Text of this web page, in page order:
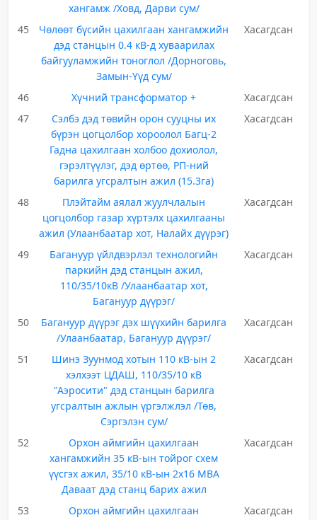
хангамж /Ховд, Дарви сум/
45
Чөлөөт бүсийн цахилгаан хангамжийн
дэд станцын 0.4 кВ-д хуваарилах
байгууламжийн тоноглол /Дорноговь,
Замын-Үүд сум/
Хасагдсан
46 Хүчний трансформатор +
Хасагдсан
47
Сэлбэ дэд төвийн орон сууцны их
бүрэн цогцолбор хороолол Багц-2
Гадна цахилгаан холбоо дохиолол,
гэрэлтүүлэг, дэд өртөө, РП-ний
барилга угсралтын ажил (15.3га)
Хасагдсан
48
Плэйтайм аялал жуулчлалын
цогцолбор газар хүртэлх цахилгааны
ажил (Улаанбаатар хот, Налайх дүүрэг)
Хасагдсан
49
Багануур үйлдвэрлэл технологийн
паркийн дэд станцын ажил,
110/35/10кВ /Улаанбаатар хот,
Багануур дүүрэг/
Хасагдсан
50
Багануур дүүрэг дэх шүүхийн барилга
/Улаанбаатар, Багануур дүүрэг/
Хасагдсан
51
Шинэ Зуунмод хотын 110 кВ-ын 2
хэлхээт ЦДАШ, 110/35/10 кВ
"Аэросити" дэд станцын барилга
угсралтын ажлын үргэлжлэл /Төв,
Сэргэлэн сум/
Хасагдсан
52
Орхон аймгийн цахилгаан
хангамжийн 35 кВ-ын тойрог схем
үүсгэх ажил, 35/10 кВ-ын 2х16 МВА
Даваат дэд станц барих ажил
Хасагдсан
53
Орхон аймгийн цахилгаан
Хасагдсан